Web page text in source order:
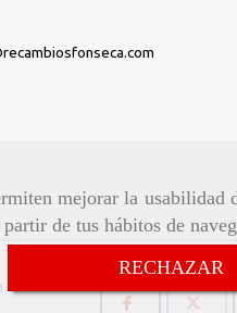
mejorar la
de tus hábitos de
RECHAZAR
recambiosfonseca.com